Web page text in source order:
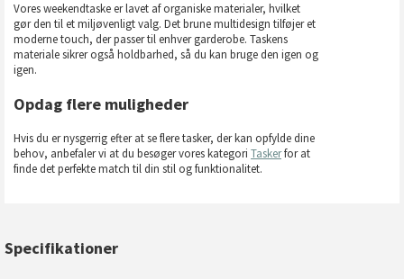
Vores weekendtaske er lavet af organiske materialer, hvilket
gør den til et miljøvenligt valg. Det brune multidesign tilføjer et
moderne touch, der passer til enhver garderobe. Taskens
materiale sikrer også holdbarhed, så du kan bruge den igen og
igen.
Opdag flere muligheder
Hvis du er nysgerrig efter at se flere tasker, der kan opfylde dine
behov, anbefaler vi at du besøger vores kategori Taskerfor at
finde det perfekte match til din stil og funktionalitet.
Specifikationer